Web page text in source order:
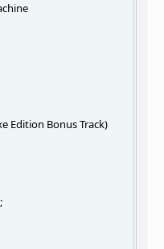
Edition Bonus Track)